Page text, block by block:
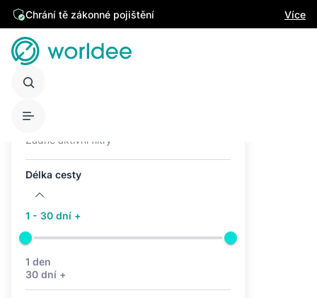
Chrání tě zákonné pojištění Více
Žádné aktivní filtry
Délka cesty
1 - 30 dní +
1 den
30 dní +